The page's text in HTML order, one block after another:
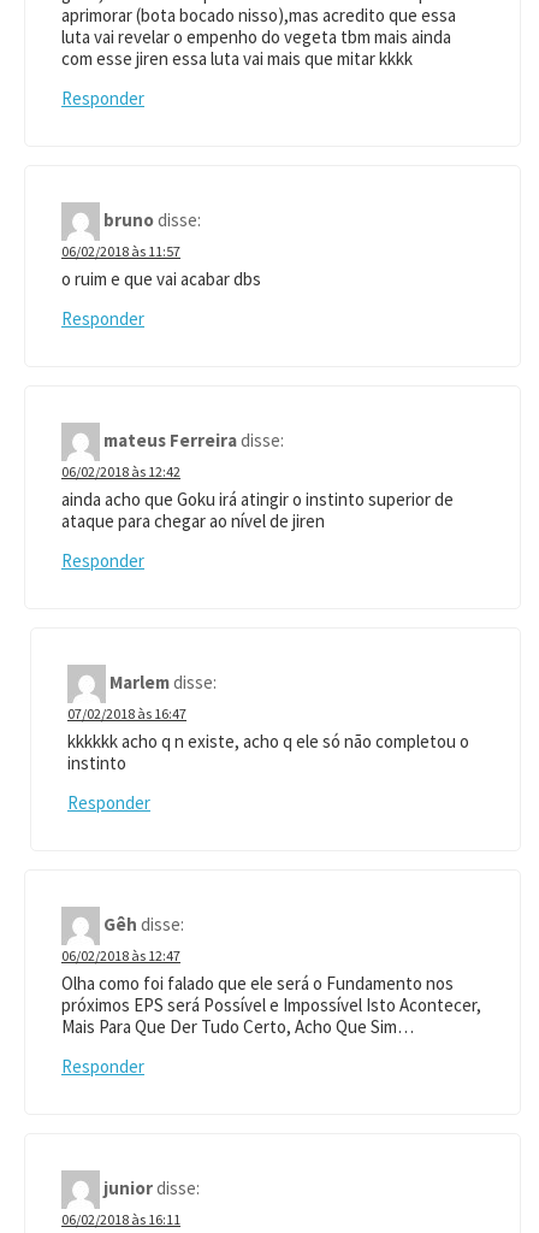
aprimorar (bota bocado nisso),mas acredito que essa
luta vai revelar o empenho do vegeta tbm mais ainda
com esse jiren essa luta vai mais que mitar kkkk
Responder
brunodisse:
06/02/2018 às 11:57
o ruim e que vai acabar dbs
Responder
mateus Ferreiradisse:
06/02/2018 às 12:42
ainda acho que Goku irá atingir o instinto superior de
ataque para chegar ao nível de jiren
Responder
Marlemdisse:
07/02/2018 às 16:47
kkkkkk acho q n existe, acho q ele só não completou o
instinto
Responder
Gêh disse:
06/02/2018 às 12:47
Olha como foi falado que ele será o Fundamento nos
próximos EPS será Possível e Impossível Isto Acontecer,
Mais Para Que Der Tudo Certo, Acho Que Sim…
Responder
juniordisse:
06/02/2018 às 16:11